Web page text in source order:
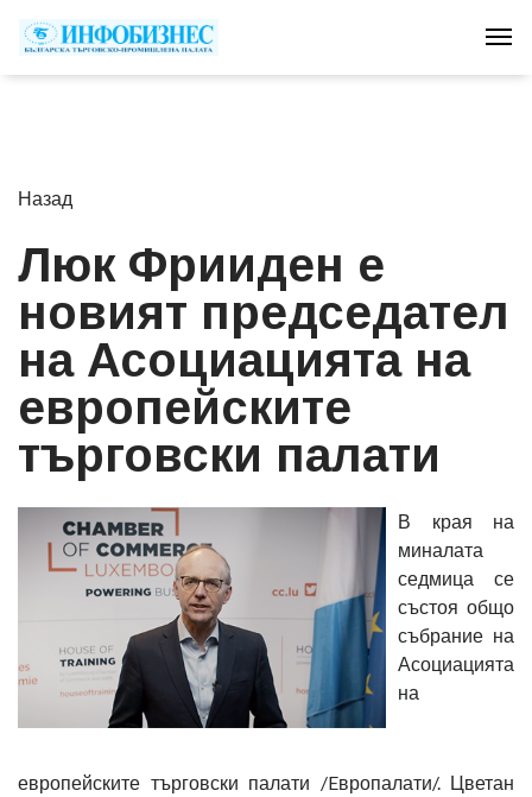
Назад
Люк Фрииден е
новият председател
на Асоциацията на
европейските
търговски палати
В края на
миналата
седмица се
състоя общо
събрание на
Асоциацията
на
европейските търговски палати /Eвропалати/. Цветан